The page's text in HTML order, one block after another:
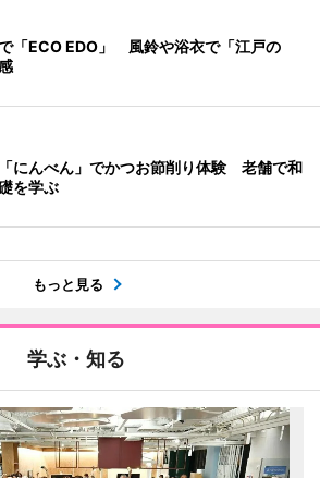
「ECO EDO」 風鈴や浴衣で「江戸の
にんべん」でかつお節削り体験 老舗で和
を学ぶ
もっと見る
学ぶ・知る